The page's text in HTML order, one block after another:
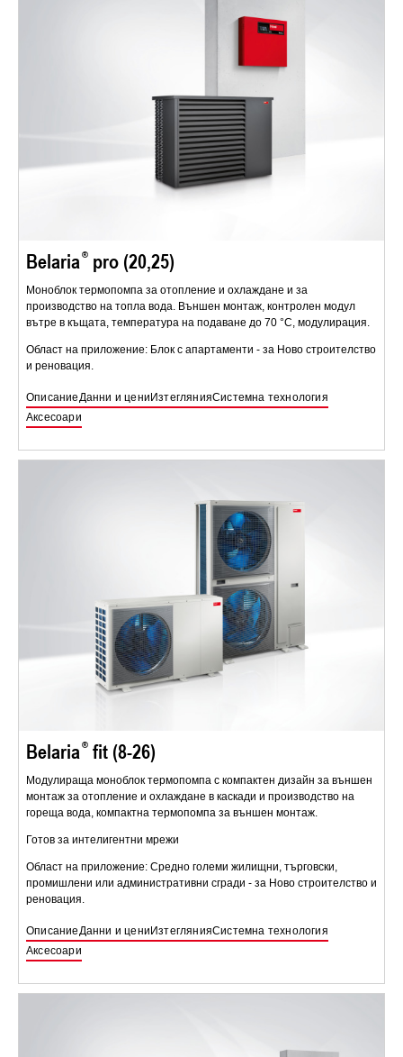
Belaria pro (20,25)
Моноблок термопомпа за отопление и охлаждане и за
производство на топла вода. Външен монтаж, контролен модул
вътре в къщата, температура на подаване до 70 °C, модулирация.
Област на приложение: Блок с апартаменти - за Ново строителство
и реновация.
Описание Данни и цениИзтеглянияСистемна технология
Аксесоари
Belaria fit (8-26)
Модулираща моноблок термопомпа с компактен дизайн за външен
монтаж за отопление и охлаждане в каскади и производство на
гореща вода, компактна термопомпа за външен монтаж.
Готов за интелигентни мрежи
Област на приложение: Средно големи жилищни, търговски,
промишлени или административни сгради - за Ново строителство и
реновация.
ОписаниеДанни и цени ИзтеглянияСистемна технология
Аксесоари